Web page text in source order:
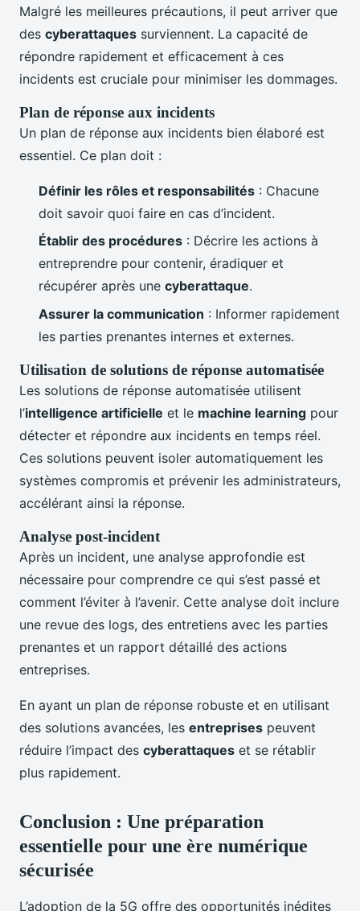
Malgré les meilleures précautions, il peut arriver que
des cyberattaques surviennent. La capacité de
répondre rapidement et efficacement à ces
incidents est cruciale pour minimiser les dommages.
Plan de réponse aux incidents
Un plan de réponse aux incidents bien élaboré est
essentiel. Ce plan doit :
Définir les rôles et responsabilités : Chacune
doit savoir quoi faire en cas d’incident.
Établir des procédures : Décrire les actions à
entreprendre pour contenir, éradiquer et
récupérer après une cyberattaque.
Assurer la communication : Informer rapidement
les parties prenantes internes et externes.
Utilisation de solutions de réponse automatisée
Les solutions de réponse automatisée utilisent
l’intelligence artificielle et le machine learning pour
détecter et répondre aux incidents en temps réel.
Ces solutions peuvent isoler automatiquement les
systèmes compromis et prévenir les administrateurs,
accélérant ainsi la réponse.
Analyse post-incident
Après un incident, une analyse approfondie est
nécessaire pour comprendre ce qui s’est passé et
comment l’éviter à l’avenir. Cette analyse doit inclure
une revue des logs, des entretiens avec les parties
prenantes et un rapport détaillé des actions
entreprises.
En ayant un plan de réponse robuste et en utilisant
des solutions avancées, les entreprises peuvent
réduire l’impact des cyberattaques et se rétablir
plus rapidement.
Conclusion : Une préparation
essentielle pour une ère numérique
sécurisée
L’adoption de la 5G offre des opportunités inédites